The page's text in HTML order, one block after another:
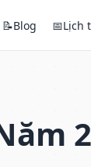
📝Blog 📅Lịch